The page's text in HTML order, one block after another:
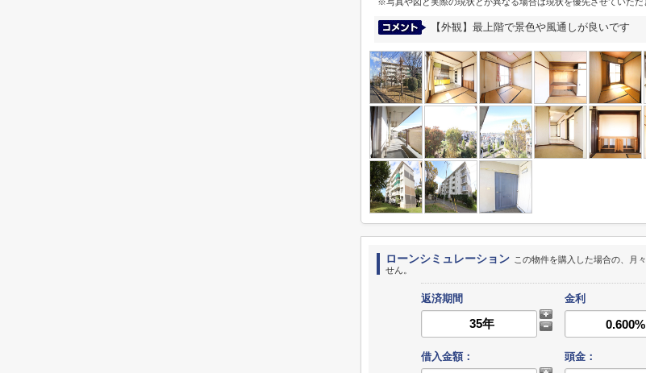
【外観】最上階で景色や風通しが良いです
ローンシミュレーション この物件を購入した場合の、月
せん。
返済期間 金利
借入金額：
頭金：